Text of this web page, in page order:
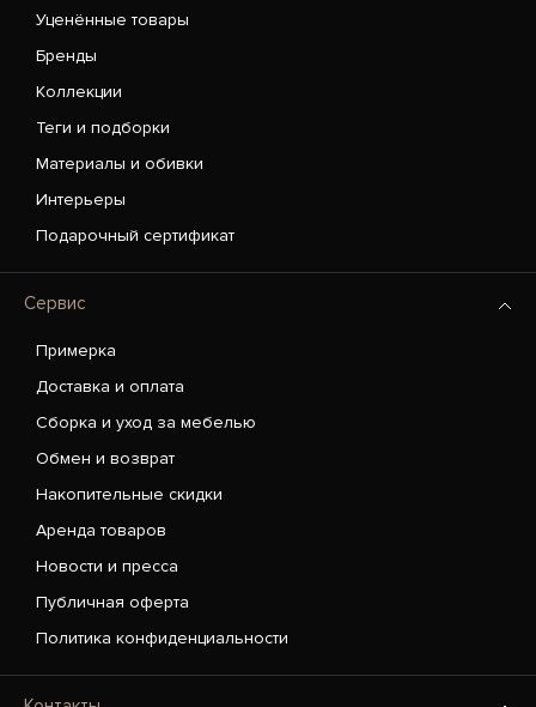
Уценённые товары
Бренды
Коллекции
Теги и подборки
Материалы и обивки
Интерьеры
Подарочный сертификат
Сервис
Примерка
Доставка и оплата
Сборка и уход за мебелью
Обмен и возврат
Накопительные скидки
Аренда товаров
Новости и пресса
Публичная оферта
Политика конфиденциальности